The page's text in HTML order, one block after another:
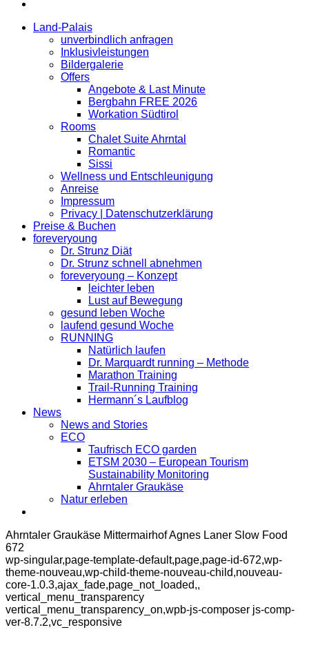
Land-Palais
unverbindlich anfragen
Inklusivleistungen
Bildergalerie
Offers
Angebote & Last Minute
Bergbahn FREE 2026
Workation Südtirol
Rooms
Chalet Suite Ahrntal
Romantic
Sissi
Wellness und Entschleunigung
Anreise
Impressum
Privacy | Datenschutzerklärung
Preise & Buchen
foreveryoung
Dr. Strunz Diät
Dr. Strunz schnell abnehmen
foreveryoung – Konzept
leichter leben
Lust auf Bewegung
gesund leben Woche
laufend gesund Woche
RUNNING
Natürlich laufen
Dr. Marquardt running – Methode
Marathon Training
Trail-Running Training
Hermann´s Laufblog
News
News and Stories
ECO
Taufrisch ECO garden
ETSM 2030 – European Tourism
Sustainability Monitoring
Ahrntaler Graukäse
Natur erleben
Ahrntaler Graukäse Mittermairhof Agnes Laner Slow Food
672
wp-singular,page-template-default,page,page-id-672,wp-
theme-nouveau,wp-child-theme-nouveau-child,nouveau-
core-1.0.3,ajax_fade,page_not_loaded,,
vertical_menu_transparency
vertical_menu_transparency_on,wpb-js-composer js-comp-
ver-8.7.2,vc_responsive